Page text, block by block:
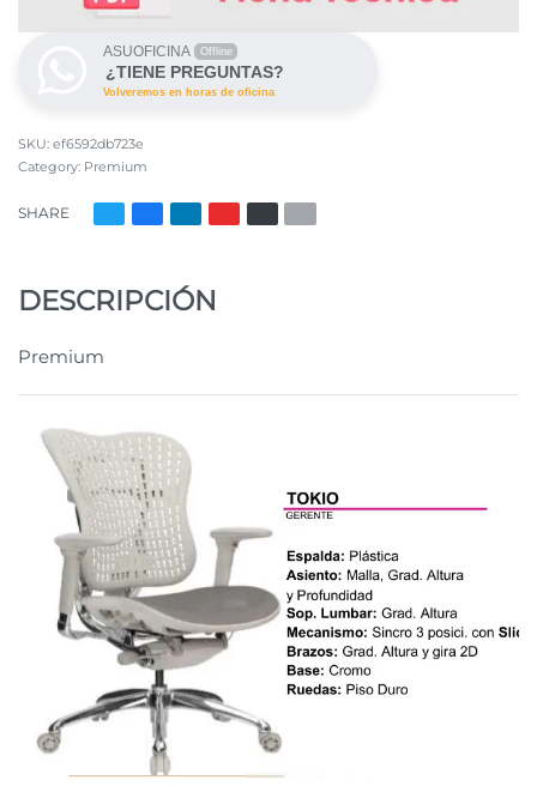
ASUOFICINA Offline
¿TIENE PREGUNTAS?
Volveremos en horas de oficina
ef6592db723e
Category: Premium
SHARE
DESCRIPCIÓN
Premium